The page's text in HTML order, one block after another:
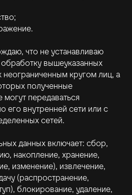
что не устанавливаю
вышеуказанных
кругом лиц, а
полученные
передаваться
его внутренней сети или с
сетей.
данных включает: сбор,
накопление, хранение,
изменение), извлечение,
(распространение,
блокирование, удаление,